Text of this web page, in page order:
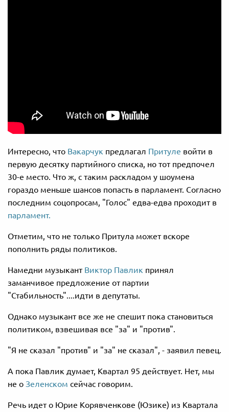
Интересно, что Вакарчук предлагал Притуле войти в
первую десятку партийного списка, но тот предпочел
30-е место. Что ж, с таким раскладом у шоумена
гораздо меньше шансов попасть в парламент. Согласно
последним соцопросам, "Голос" едва-едва проходит в
парламент.
Отметим, что не только Притула может вскоре
пополнить ряды политиков.
Намедни музыкант Виктор Павлик принял
заманчивое предложение от партии
"Стабильность"....идти в депутаты.
Однако музыкант все же не спешит пока становиться
политиком, взвешивая все "за" и "против".
"Я не сказал "против" и "за" не сказал", - заявил певец.
А пока Павлик думает, Квартал 95 действует. Нет, мы
не о Зеленском сейчас говорим.
Речь идет о Юрие Корявченкове (Юзике) из Квартала